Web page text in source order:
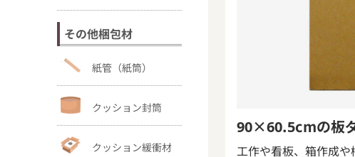
その他梱包材
紙管（紙筒）
クッション封筒
クッション緩衝材
90×60.5cmの板
工作や看板、箱作成や